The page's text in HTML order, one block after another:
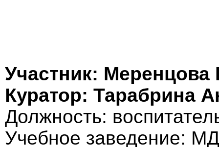
Участник: Меренцова
Куратор: Тарабрина
Должность:
Учебное заведение: